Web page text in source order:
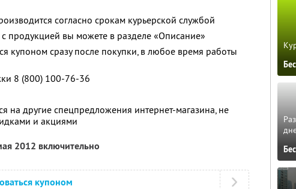
согласно срокам курьерской службой
продукцией вы можете в разделе «Описание»
купоном сразу после покупки, в любое время работы
8 (800) 100-76-36
на другие спецпредложения интернет-магазина, не
и акциями
2012 включительно
купоном